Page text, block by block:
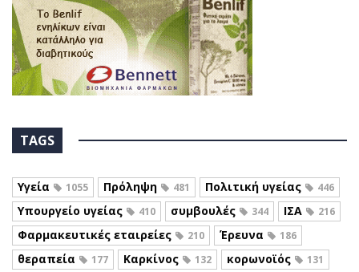
TAGS
Υγεία 1055 Πρόληψη 481 Πολιτική υγείας 446
Υπουργείο υγείας 410 συμβουλές 344 ΙΣΑ 216
Φαρμακευτικές εταιρείες 210 Έρευνα 186
θεραπεία 177 Καρκίνος 132 κορωνοϊός 131